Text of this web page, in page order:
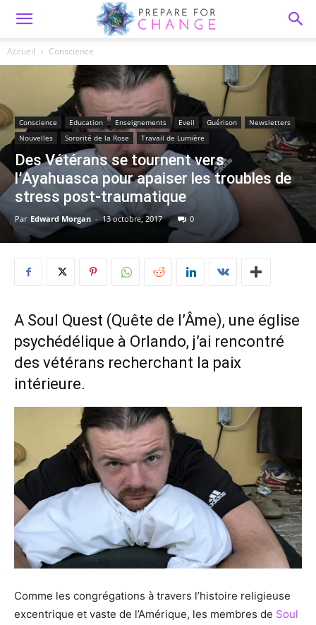
Accueil Conscience
Conscience Education Enseignements Eveil Guérison
Newsletters
Nouvelles
Sororité de la Rose Travail de Lumière
Des Vétérans se tournent vers
l’Ayahuasca pour apaiser les troubles de
stress post-traumatique
Par Edward Morgan - 13 octobre, 2017 0
A Soul Quest (Quête de l’Âme), une église
psychédélique à Orlando, j’ai rencontré
des vétérans recherchant la paix
intérieure.
Comme les congrégations à travers l’histoire religieuse
excentrique et vaste de l’Amérique, les membres de Soul